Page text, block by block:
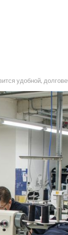
удобной,